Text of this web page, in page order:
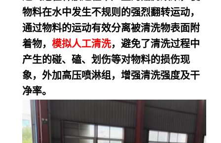
物料在水中发生不规则的强烈翻转运动，
通过物料的运动有效分离被清洗物表面附
着物， 模拟人工清洗，避免了清洗过程中
产生的碰、磕、划伤等对物料的损伤现
象，外加高压喷淋组，增强清洗强度及干
净率。